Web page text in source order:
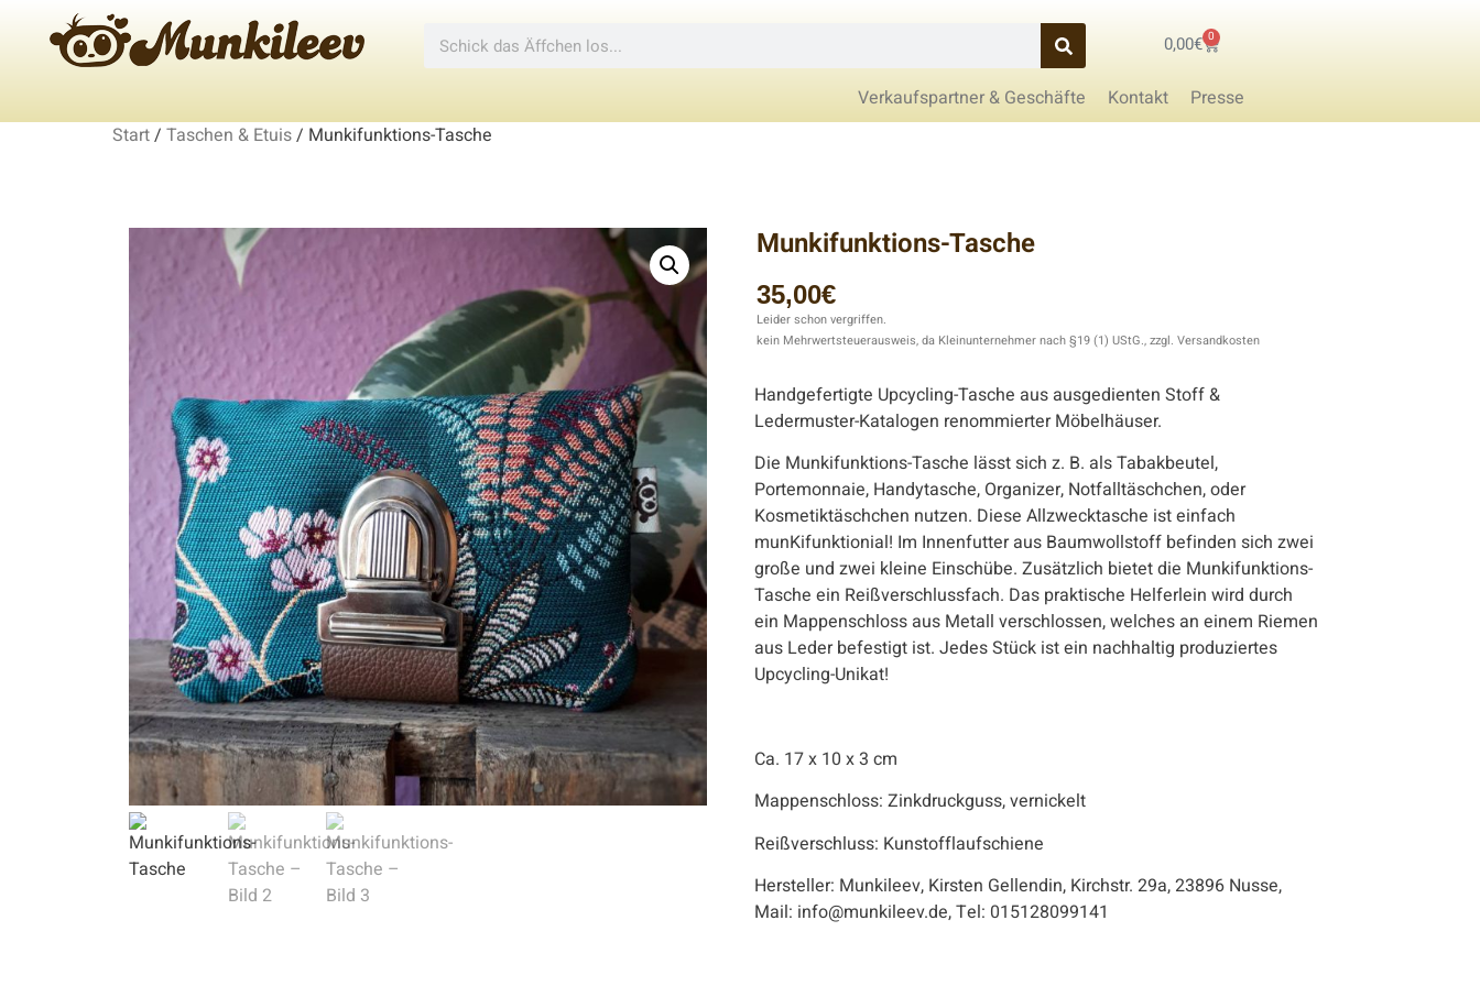
0,00€ 0
Verkaufspartner & Geschäfte Kontakt
Presse
Start/ Taschen & Etuis/ Munkifunktions-Tasche
Munkifunktions-Tasche
35,00€
Leider schon vergriffen.
kein Mehrwertsteuerausweis, da Kleinunternehmer nach §19 (1) UStG., zzgl. Versandkosten
Beschreibung
Handgefertigte Upcycling-Tasche aus ausgedienten Stoff &
Ledermuster-Katalogen renommierter Möbelhäuser.
Die Munkifunktions-Tasche lässt sich z. B. als Tabakbeutel,
Portemonnaie, Handytasche, Organizer, Notfalltäschchen, oder
Kosmetiktäschchen nutzen. Diese Allzwecktasche ist einfach
munKifunktionial! Im Innenfutter aus Baumwollstoff befinden sich zwei
große und zwei kleine Einschübe. Zusätzlich bietet die Munkifunktions-
Tasche ein Reißverschlussfach. Das praktische Helferlein wird durch
ein Mappenschloss aus Metall verschlossen, welches an einem Riemen
aus Leder befestigt ist. Jedes Stück ist ein nachhaltig produziertes
Upcycling-Unikat!
Ca. 17 x 10 x 3 cm
Mappenschloss: Zinkdruckguss, vernickelt
Reißverschluss: Kunstofflaufschiene
Hersteller: Munkileev, Kirsten Gellendin, Kirchstr. 29a, 23896 Nusse,
Mail: info@munkileev.de, Tel: 015128099141